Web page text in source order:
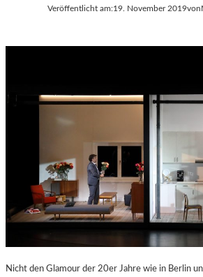
Veröffentlicht am:19. November 2019von
Nicht den Glamour der 20er Jahre wie in Berlin